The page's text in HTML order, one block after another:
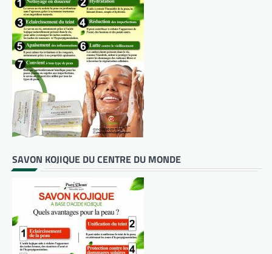
SAVON KOJIQUE DU CENTRE DU MONDE